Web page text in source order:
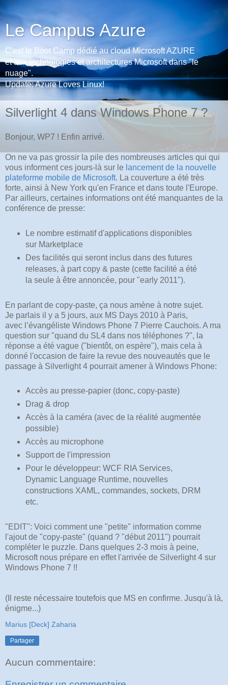
Le Campus Azure
C'est le Boot Camp dédié au cloud Microsoft AZURE
et aux technologies et architectures Microsoft dans "le
nuage".
Update: Azure Loves Linux!
Silverlight 4 dans Windows Phone 7 ?
Bonjour, WP7 ! Enfin arrivé.
On ne va pas grossir la pile des nombreuses articles qui qui
vous informent ces jours-là sur le lancement de la nouvelle
plateforme mobile de Microsoft. La couverture a été très
forte, ainsi à New York qu'en France et dans toute l'Europe.
Par ailleurs, certaines informations ont été manquantes de la
conférence de presse:
Le nombre estimatif d'applications disponibles
sur Marketplace
Des facilités qui seront inclus dans des futures
releases, à part copy & paste (cette facilité a été
la seule à être annoncée, pour "early 2011").
En parlant de copy-paste, ça nous amène à notre sujet.
Je parlais il y a 5 jours, aux MS Days 2010 à Paris,
avec l’évangéliste Windows Phone 7 Pierre Cauchois. A ma
question sur "quand du SL4 dans nos téléphones ?", la
réponse a été vague ("bientôt, on espère"), mais cela à
donné l'occasion de faire la revue des nouveautés que le
passage à Silverlight 4 pourrait amener à Windows Phone:
Accès au presse-papier (donc, copy-paste)
Drag & drop
Accès à la caméra (avec de la réalité augmentée
possible)
Accès au microphone
Support de l'impression
Pour le développeur: WCF RIA Services,
Dynamic Language Runtime, nouvelles
constructions XAML, commandes, sockets, DRM
etc.
"EDIT": Voici comment une "petite" information comme
l'ajout de "copy-paste" (quand ? "début 2011") pourrait
compléter le puzzle. Dans quelques 2-3 mois à peine,
Microsoft nous prépare en effet l'arrivée de Silverlight 4 sur
Windows Phone 7 !!
(Il reste nécessaire toutefois que MS en confirme. Jusqu'à là,
énigme...)
Marius [Deck] Zaharia
Partager
Aucun commentaire: